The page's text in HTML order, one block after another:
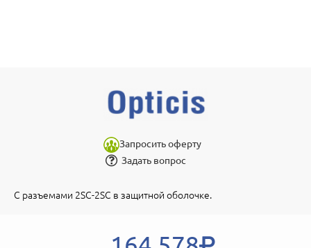
Запросить оферту
Задать вопрос
С разъемами 2SC-2SC в защитной оболочке.